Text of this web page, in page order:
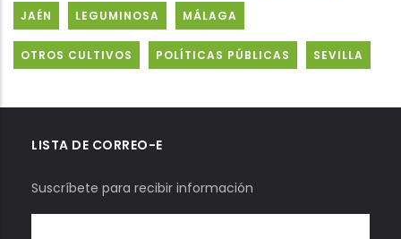
JAÉN LEGUMINOSA MÁLAGA
OTROS CULTIVOS POLÍTICAS PÚBLICAS SEVILLA
LISTA DE CORREO-E
Suscríbete para recibir información